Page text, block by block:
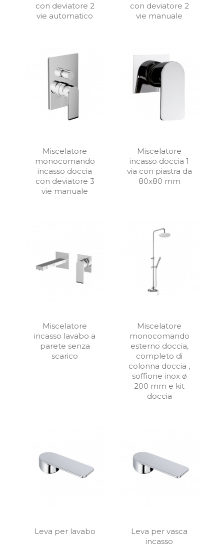
con deviatore 2
vie automatico
con deviatore 2
vie manuale
Miscelatore
monocomando
incasso doccia
con deviatore 3
vie manuale
Miscelatore
incasso doccia 1
via con piastra da
80x80 mm
Miscelatore
incasso lavabo a
parete senza
scarico
Miscelatore
monocomando
esterno doccia,
completo di
colonna doccia ,
soffione inox ø
200 mm e kit
doccia
Leva per lavabo
Leva per vasca
incasso